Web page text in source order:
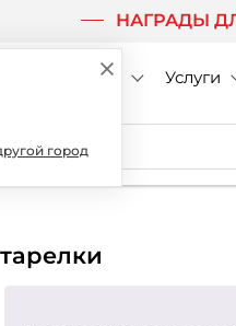
город
НАГРАДЫ
О компании Услуги